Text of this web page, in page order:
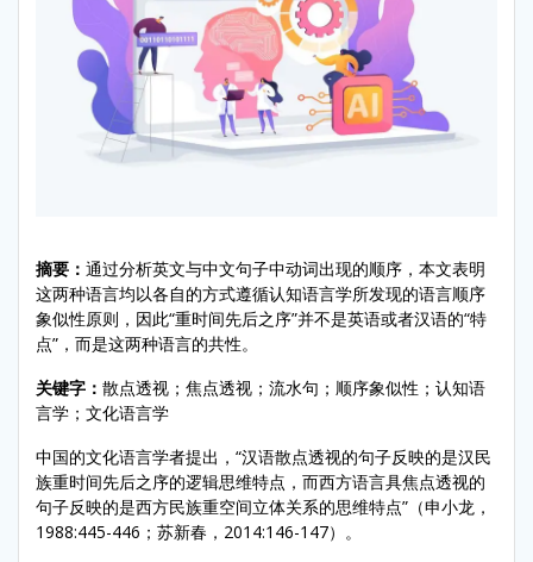
摘要： 通过分析英文与中文句子中动词出现的顺序，本文表明
这两种语言均以各自的方式遵循认知语言学所发现的语言顺序
象似性原则，因此“重时间先后之序”并不是英语或者汉语的“特
点”，而是这两种语言的共性。
关键字： 散点透视；焦点透视；流水句；顺序象似性；认知语
言学；文化语言学
中国的文化语言学者提出，“汉语散点透视的句子反映的是汉民
族重时间先后之序的逻辑思维特点，而西方语言具焦点透视的
句子反映的是西方民族重空间立体关系的思维特点”（申小龙，
1988:445-446；苏新春，2014:146-147）。